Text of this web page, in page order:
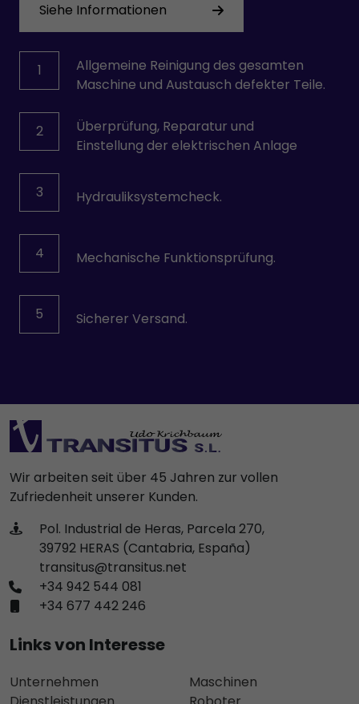
Siehe Informationen
1
Allgemeine Reinigung des gesamten
Maschine und Austausch defekter Teile.
2
Überprüfung, Reparatur und
Einstellung der elektrischen Anlage
3 Hydrauliksystemcheck.
4 Mechanische Funktionsprüfung.
5 Sicherer Versand.
Wir arbeiten seit über 45 Jahren zur vollen
Zufriedenheit unserer Kunden.
Pol. Industrial de Heras, Parcela 270,
39792 HERAS (Cantabria, España)
transitus@transitus.net
+34 942 544 081
+34 677 442 246
Links von Interesse
Unternehmen
Maschinen